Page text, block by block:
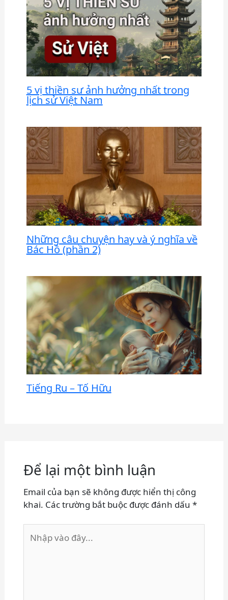
5 vị thiền sư ảnh hưởng nhất trong
lịch sử Việt Nam
Những câu chuyện hay và ý nghĩa về
Bác Hồ (phần 2)
Tiếng Ru – Tố Hữu
Để lại một bình luận
Email của bạn sẽ không được hiển thị công
khai. Các trường bắt buộc được đánh dấu *
vào